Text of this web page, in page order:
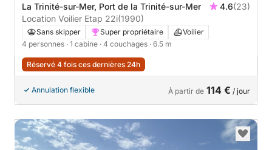
La Trinité-sur-Mer, Port de la Trinité-sur-Mer 4.6(23)
Location Voilier Etap 22i(1990)
Sans skipper Super propriétaire
Voilier
4 personnes · 1 cabine · 4 couchages · 6.5 m
Réservé 4 fois ces dernières 24h
Annulation flexible À partir de 114 € / jour